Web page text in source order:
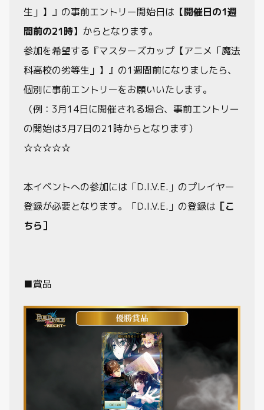
生」】』の事前エントリー開始日は 【開催日の1週
間前の21時】 からとなります。
参加を希望する『マスターズカップ【アニメ「魔法
科高校の劣等生」】』の1週間前になりましたら、
個別に事前エントリーをお願いいたします。
（例：3月14日に開催される場合、事前エントリー
の開始は3月7日の21時からとなります）
☆☆☆☆☆
本イベントへの参加には「D.I.V.E.」のプレイヤー
登録が必要となります。「D.I.V.E.」の登録は ［こ
ちら］
■賞品